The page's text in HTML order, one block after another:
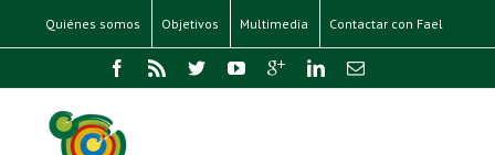
Quiénes somos Objetivos Multimedia Contactar con Fael